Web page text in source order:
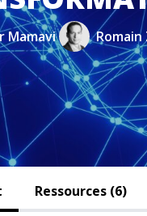
Mamavi Romain
Ressources (6)